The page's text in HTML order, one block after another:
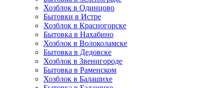
Хозблок в Одинцово
Бытовки в Истре
Хозблок в Красногорске
Бытовка в Нахабино
Хозблок в Волоколамске
Бытовкa в Дедовске
Хозблок в Звенигороде
Бытовка в Раменском
Хозблок в Балашихе